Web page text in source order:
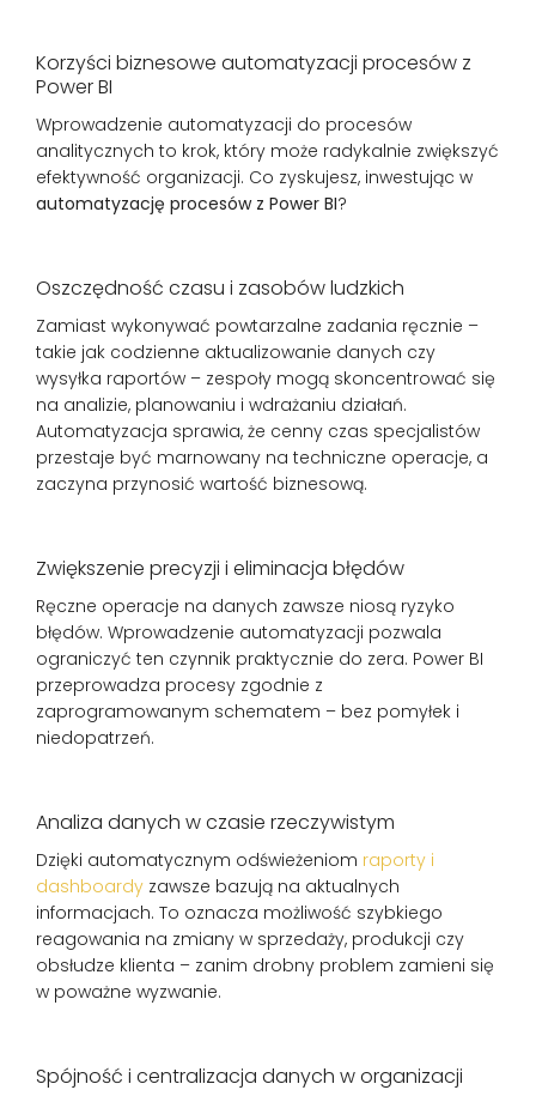
Korzyści biznesowe automatyzacji procesów z
Power BI
Wprowadzenie automatyzacji do procesów
analitycznych to krok, który może radykalnie zwiększyć
efektywność organizacji. Co zyskujesz, inwestując w
automatyzację procesów z Power BI?
Oszczędność czasu i zasobów ludzkich
Zamiast wykonywać powtarzalne zadania ręcznie –
takie jak codzienne aktualizowanie danych czy
wysyłka raportów – zespoły mogą skoncentrować się
na analizie, planowaniu i wdrażaniu działań.
Automatyzacja sprawia, że cenny czas specjalistów
przestaje być marnowany na techniczne operacje, a
zaczyna przynosić wartość biznesową.
Zwiększenie precyzji i eliminacja błędów
Ręczne operacje na danych zawsze niosą ryzyko
błędów. Wprowadzenie automatyzacji pozwala
ograniczyć ten czynnik praktycznie do zera. Power BI
przeprowadza procesy zgodnie z
zaprogramowanym schematem – bez pomyłek i
niedopatrzeń.
Analiza danych w czasie rzeczywistym
Dzięki automatycznym odświeżeniom raporty i
dashboardy zawsze bazują na aktualnych
informacjach. To oznacza możliwość szybkiego
reagowania na zmiany w sprzedaży, produkcji czy
obsłudze klienta – zanim drobny problem zamieni się
w poważne wyzwanie.
Spójność i centralizacja danych w organizacji